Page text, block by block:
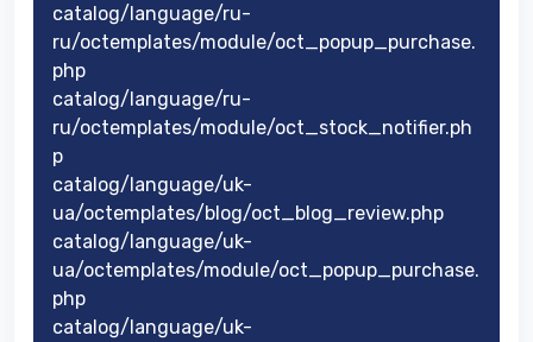
catalog/language/ru-
ru/octemplates/module/oct_popup_purchase.
php
catalog/language/ru-
ru/octemplates/module/oct_stock_notifier.ph
p
catalog/language/uk-
ua/octemplates/blog/oct_blog_review.php
catalog/language/uk-
ua/octemplates/module/oct_popup_purchase.
php
catalog/language/uk-